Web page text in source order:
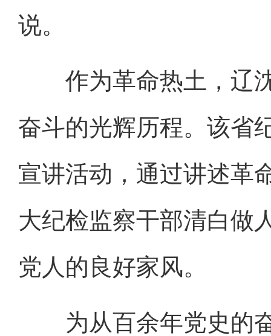
说。
作为革命热土，辽沈
奋斗的光辉历程。该省
宣讲活动，通过讲述革
大纪检监察干部清白做
党人的良好家风。
为从百余年党史的奋